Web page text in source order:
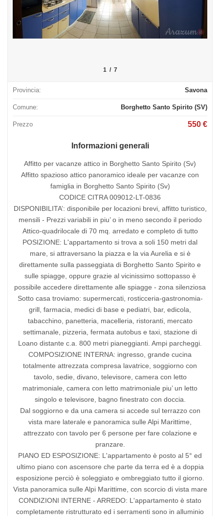
1 / 7
Provincia: Savona
Comune: Borghetto Santo Spirito (SV)
Prezzo 550 €
Informazioni generali
Affitto per vacanze attico in Borghetto Santo Spirito (Sv)
Affitto spazioso attico panoramico ideale per vacanze con
famiglia in Borghetto Santo Spirito (Sv)
CODICE CITRA 009012-LT-0836
DISPONIBILITA’: disponibile per locazioni brevi, affitto turistico,
mensili - Prezzi variabili in piu’ o in meno secondo il periodo
Attico-quadrilocale di 70 mq. arredato e completo di tutto
POSIZIONE: L'appartamento si trova a soli 150 metri dal
mare, si attraversano la piazza e la via Aurelia e si è
direttamente sulla passeggiata di Borghetto Santo Spirito e
sulle spiagge, oppure grazie al vicinissimo sottopasso è
possibile accedere direttamente alle spiagge - zona silenziosa
Sotto casa troviamo: supermercati, rosticceria-gastronomia-
grill, farmacia, medici di base e pediatri, bar, edicola,
tabacchino, panetteria, macelleria, ristoranti, mercato
settimanale, pizzeria, fermata autobus e taxi, stazione di
Loano distante c.a. 800 metri pianeggianti. Ampi parcheggi.
COMPOSIZIONE INTERNA: ingresso, grande cucina
totalmente attrezzata compresa lavatrice, soggiorno con
tavolo, sedie, divano, televisore, camera con letto
matrimoniale, camera con letto matrimoniale piu’ un letto
singolo e televisore, bagno finestrato con doccia.
Dal soggiorno e da una camera si accede sul terrazzo con
vista mare laterale e panoramica sulle Alpi Marittime,
attrezzato con tavolo per 6 persone per fare colazione e
pranzare.
PIANO ED ESPOSIZIONE: L'appartamento è posto al 5° ed
ultimo piano con ascensore che parte da terra ed è a doppia
esposizione perciò è soleggiato e ombreggiato tutto il giorno.
Vista panoramica sulle Alpi Marittime, con scorcio di vista mare
CONDIZIONI INTERNE - ARREDO: L'appartamento è stato
completamente ristrutturato ed i serramenti sono in alluminio